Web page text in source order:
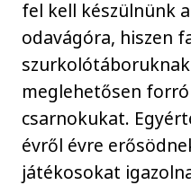
fel kell készülnünk
odavágóra, hiszen
meglehetősen
csarnokukat.
évről évre
játékosokat